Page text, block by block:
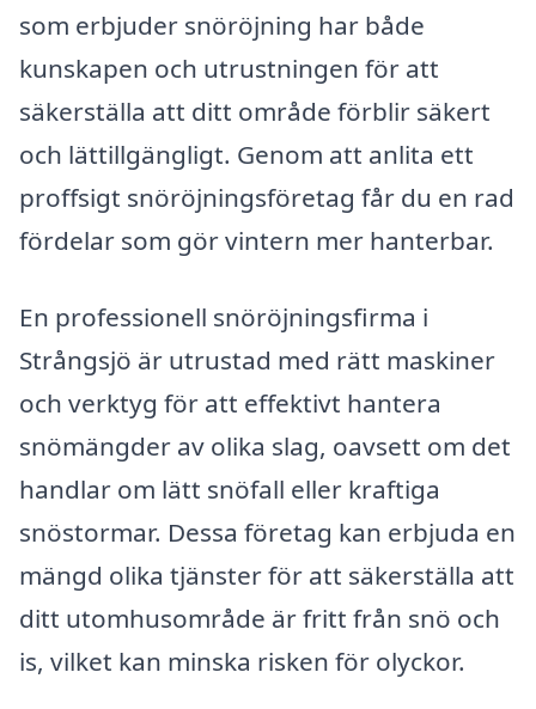
som erbjuder snöröjning har både
kunskapen och utrustningen för att
säkerställa att ditt område förblir säkert
och lättillgängligt. Genom att anlita ett
proffsigt snöröjningsföretag får du en rad
fördelar som gör vintern mer hanterbar.
En professionell snöröjningsfirma i
Strångsjö är utrustad med rätt maskiner
och verktyg för att effektivt hantera
snömängder av olika slag, oavsett om det
handlar om lätt snöfall eller kraftiga
snöstormar. Dessa företag kan erbjuda en
mängd olika tjänster för att säkerställa att
ditt utomhusområde är fritt från snö och
is, vilket kan minska risken för olyckor.